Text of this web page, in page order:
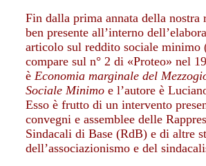
Fin dalla prima annata della nostra
ben presente all’interno
articolo sul reddito sociale minimo
compare sul n° 2 di «Proteo» nel
è Economia marginale del
Sociale Minimoe l’autore è
Esso è frutto di un intervento
convegni e assemblee delle
Sindacali di Base (RdB) e di altre
dell’associazionismo e del